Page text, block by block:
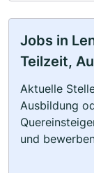
Jobs in
Teilzeit,
Aktuelle
Ausbildung
und